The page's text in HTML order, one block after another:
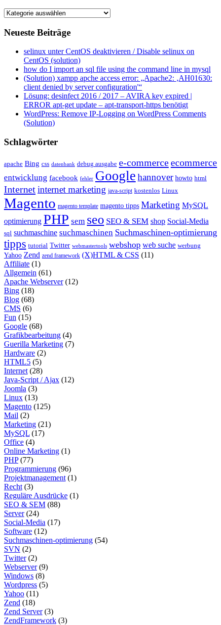
Kategorien
Neueste Beiträge
selinux unter CentOS deaktivieren / Disable selinux on
CentOS (solution)
how do I import an sql file using the command line in mysql
(Solution) xampp apche access error: „Apache2: ‚AH01630:
client denied by server configuration'“
Lösung: desinfect 2016 / 2017 – AVIRA key expired |
ERROR apt-get update – apt-transport-https benötigt
WordPress: Remove IP-Logging on WordPress Comments
(Solution)
Schlagwörter
apache Bing css datenbank debug ausgabe e-commerceecommerce
entwicklung facebook fehler Google hannover howto html
Internetinternet marketing java-script kostenlos Linux
Magento magento template magento tipps Marketing MySQL
optimierung PHP sem seo SEO & SEM shop Social-Media
sql suchmaschine suchmaschinen Suchmaschinen-optimierung
tipps tutorial Twitter webmastertools webshop web suche werbung
Yahoo Zend zend framework (X)HTML & CSS (11)
Affiliate (1)
Allgemein (61)
Apache Webserver(12)
Bing (18)
Blog (68)
CMS (6)
Fun (15)
Google (68)
Grafikbearbeitung (4)
Guerilla Marketing (7)
Hardware (2)
HTML5 (5)
Internet (28)
Java-Script / Ajax (12)
Joomla (3)
Linux (13)
Magento (125)
Mail (2)
Marketing (21)
MySQL (17)
Office (4)
Online Marketing (1)
PHP(77)
Programmierung (96)
Projektmanagement (1)
Recht (3)
Reguläre Ausdrücke (1)
SEO & SEM (88)
Server(24)
Social-Media (17)
Software (12)
Suchmaschinen-optimierung (54)
SVN (2)
Twitter(2)
Webserver(9)
Windows (8)
Wordpress (5)
Yahoo (11)
Zend (18)
Zend Server(3)
ZendFramework (3)